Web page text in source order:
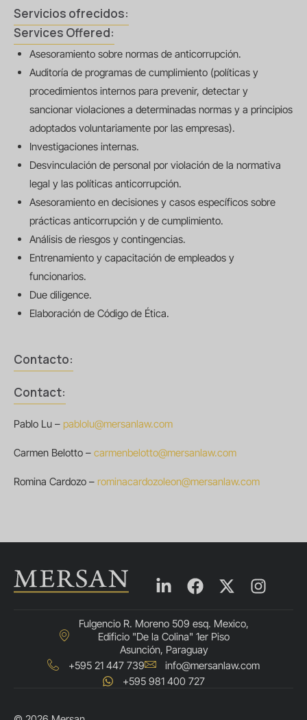
Servicios ofrecidos:
Services Offered:
Asesoramiento sobre normas de anticorrupción.
Auditoría de programas de cumplimiento (políticas y
procedimientos internos para prevenir, detectar y
sancionar violaciones a determinadas normas y a principios
adoptados voluntariamente por las empresas).
Investigaciones internas.
Desvinculación de personal por violación de la normativa
legal y las políticas anticorrupción.
Asesoramiento en decisiones y casos específicos sobre
prácticas anticorrupción y de cumplimiento.
Análisis de riesgos y contingencias.
Entrenamiento y capacitación de empleados y
funcionarios.
Due diligence.
Elaboración de Código de Ética.
Contacto:
Contact:
Pablo Lu – pablolu@mersanlaw.com
Carmen Belotto – carmenbelotto@mersanlaw.com
Romina Cardozo – rominacardozoleon@mersanlaw.com
Fulgencio R. Moreno 509 esq. Mexico,
Edificio "De la Colina" 1er Piso
Asunción, Paraguay
+595 21 447 739
info@mersanlaw.com
+595 981 400 727